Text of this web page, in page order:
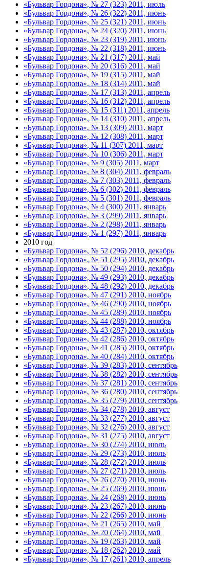
«Бульвар Гордона», № 27 (323) 2011, июль
«Бульвар Гордона», № 26 (322) 2011, июнь
«Бульвар Гордона», № 25 (321) 2011, июнь
«Бульвар Гордона», № 24 (320) 2011, июнь
«Бульвар Гордона», № 23 (319) 2011, июнь
«Бульвар Гордона», № 22 (318) 2011, июнь
«Бульвар Гордона», № 21 (317) 2011, май
«Бульвар Гордона», № 20 (316) 2011, май
«Бульвар Гордона», № 19 (315) 2011, май
«Бульвар Гордона», № 18 (314) 2011, май
«Бульвар Гордона», № 17 (313) 2011, апрель
«Бульвар Гордона», № 16 (312) 2011, апрель
«Бульвар Гордона», № 15 (311) 2011, апрель
«Бульвар Гордона», № 14 (310) 2011, апрель
«Бульвар Гордона», № 13 (309) 2011, март
«Бульвар Гордона», № 12 (308) 2011, март
«Бульвар Гордона», № 11 (307) 2011, март
«Бульвар Гордона», № 10 (306) 2011, март
«Бульвар Гордона», № 9 (305) 2011, март
«Бульвар Гордона», № 8 (304) 2011, февраль
«Бульвар Гордона», № 7 (303) 2011, февраль
«Бульвар Гордона», № 6 (302) 2011, февраль
«Бульвар Гордона», № 5 (301) 2011, февраль
«Бульвар Гордона», № 4 (300) 2011, январь
«Бульвар Гордона», № 3 (299) 2011, январь
«Бульвар Гордона», № 2 (298) 2011, январь
«Бульвар Гордона», № 1 (297) 2011, январь
2010 год
«Бульвар Гордона», № 52 (296) 2010, декабрь
«Бульвар Гордона», № 51 (295) 2010, декабрь
«Бульвар Гордона», № 50 (294) 2010, декабрь
«Бульвар Гордона», № 49 (293) 2010, декабрь
«Бульвар Гордона», № 48 (292) 2010, декабрь
«Бульвар Гордона», № 47 (291) 2010, ноябрь
«Бульвар Гордона», № 46 (290) 2010, ноябрь
«Бульвар Гордона», № 45 (289) 2010, ноябрь
«Бульвар Гордона», № 44 (288) 2010, ноябрь
«Бульвар Гордона», № 43 (287) 2010, октябрь
«Бульвар Гордона», № 42 (286) 2010, октябрь
«Бульвар Гордона», № 41 (285) 2010, октябрь
«Бульвар Гордона», № 40 (284) 2010, октябрь
«Бульвар Гордона», № 39 (283) 2010, сентябрь
«Бульвар Гордона», № 38 (282) 2010, сентябрь
«Бульвар Гордона», № 37 (281) 2010, сентябрь
«Бульвар Гордона», № 36 (280) 2010, сентябрь
«Бульвар Гордона», № 35 (279) 2010, сентябрь
«Бульвар Гордона», № 34 (278) 2010, август
«Бульвар Гордона», № 33 (277) 2010, август
«Бульвар Гордона», № 32 (276) 2010, август
«Бульвар Гордона», № 31 (275) 2010, август
«Бульвар Гордона», № 30 (274) 2010, июль
«Бульвар Гордона», № 29 (273) 2010, июль
«Бульвар Гордона», № 28 (272) 2010, июль
«Бульвар Гордона», № 27 (271) 2010, июль
«Бульвар Гордона», № 26 (270) 2010, июнь
«Бульвар Гордона», № 25 (269) 2010, июнь
«Бульвар Гордона», № 24 (268) 2010, июнь
«Бульвар Гордона», № 23 (267) 2010, июнь
«Бульвар Гордона», № 22 (266) 2010, июнь
«Бульвар Гордона», № 21 (265) 2010, май
«Бульвар Гордона», № 20 (264) 2010, май
«Бульвар Гордона», № 19 (263) 2010, май
«Бульвар Гордона», № 18 (262) 2010, май
«Бульвар Гордона», № 17 (261) 2010, апрель